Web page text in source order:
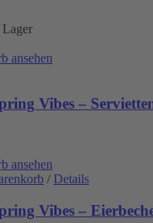
ansehen
Vibes –
ansehen
/ Details
Vibes –